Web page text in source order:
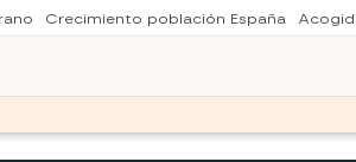
Crecimiento población España